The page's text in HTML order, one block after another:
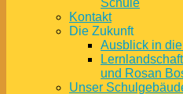
Schule
Kontakt
Die Zukunft
Ausblick in
und Rosan
Unser